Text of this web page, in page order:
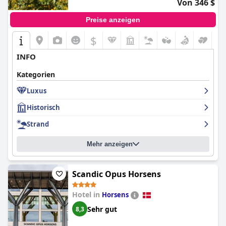
Von 346 $
Preise anzeigen
$
INFO
Kategorien
Luxus
Historisch
Strand
Mehr anzeigen
Scandic Opus Horsens
Hotel in Horsens
8,3 Sehr gut